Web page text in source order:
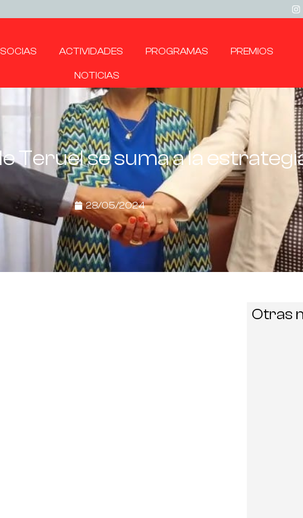
SOCIAS ACTIVIDADES PROGRAMAS PREMIOS
NOTICIAS
Teruel se suma a la
28/05/2024
Otras